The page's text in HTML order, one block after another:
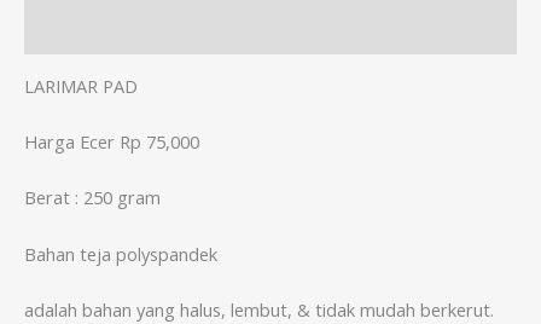
LARIMAR PAD
Harga Ecer Rp 75,000
Berat : 250 gram
Bahan teja polyspandek
adalah bahan yang halus, lembut, & tidak mudah berkerut.